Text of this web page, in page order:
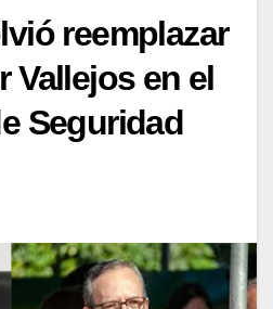
reemplazar
Vallejos en el
Seguridad